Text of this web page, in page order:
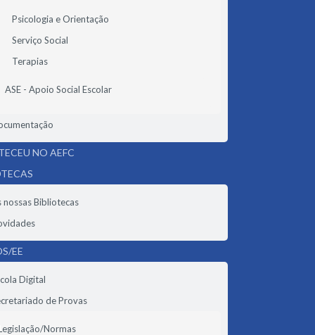
Psicologia e Orientação
Serviço Social
Terapias
ASE - Apoio Social Escolar
NO AEFC
nossas Bibliotecas
EE
Digital
de Provas
Normas